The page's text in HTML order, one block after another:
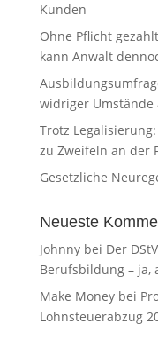
Kunden
Ohne Pflicht
kann Anwalt
widriger Umstände
Trotz
zu Zweifeln an der
Gesetzliche
Neueste
Johnnybei Der
Berufsbildung – ja,
Make Moneybei
Lohnsteuerabzug